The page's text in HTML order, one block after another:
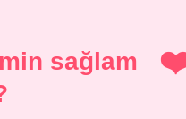
sağlam